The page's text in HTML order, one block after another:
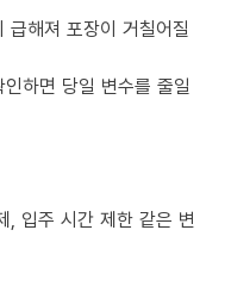
급해져 포장이 거칠어질
하면 당일 변수를 줄일
, 입주 시간 제한 같은 변